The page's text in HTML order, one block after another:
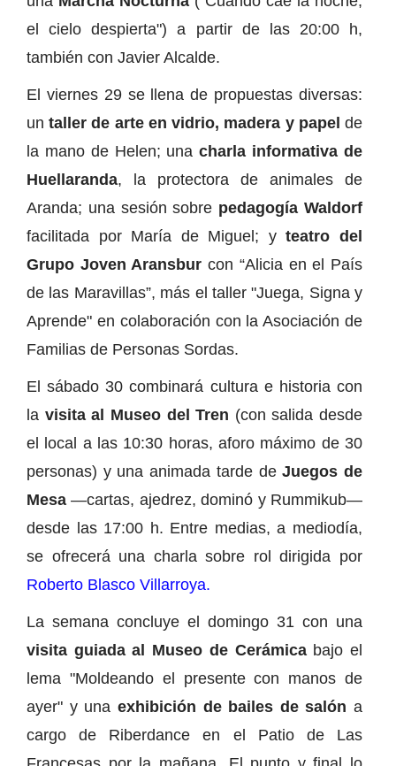
el cielo despierta") a partir de las 20:00 h,
también con Javier Alcalde.
El viernes 29 se llena de propuestas diversas:
un taller de arte en vidrio, madera y papel de
la mano de Helen; una charla informativa de
Huellaranda, la protectora de animales de
Aranda; una sesión sobre pedagogía Waldorf
facilitada por María de Miguel; yteatro del
Grupo Joven Aransburcon “Alicia en el País
de las Maravillas”, más el taller "Juega, Signa y
Aprende" en colaboración con la Asociación de
Familias de Personas Sordas.
El sábado 30 combinará cultura e historia con
la visita al Museo del Tren (con salida desde
el local a las 10:30 horas, aforo máximo de 30
personas) y una animada tarde deJuegos de
Mesa —cartas, ajedrez, dominó y Rummikub—
desde las 17:00 h. Entre medias, a mediodía,
se ofrecerá una charla sobre rol dirigida por
Roberto Blasco Villarroya.
La semana concluye el domingo 31 con una
visita guiada al Museo de Cerámicabajo el
lema "Moldeando el presente con manos de
ayer" y una exhibición de bailes de salón a
cargo de Riberdance en el Patio de Las